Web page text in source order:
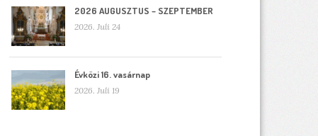
2026 AUGUSZTUS – SZEPTEMBER
2026. Juli 24
Évközi 16. vasárnap
2026. Juli 19